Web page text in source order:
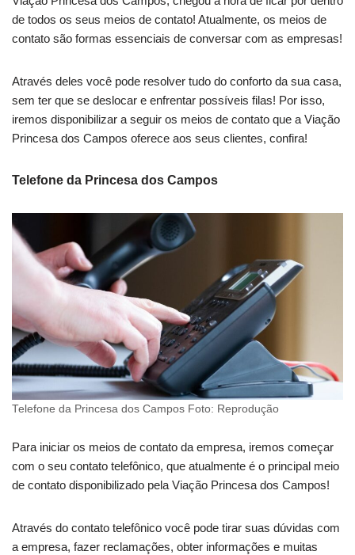
de todos os seus meios de contato! Atualmente, os meios de
contato são formas essenciais de conversar com as empresas!
Através deles você pode resolver tudo do conforto da sua casa,
sem ter que se deslocar e enfrentar possíveis filas! Por isso,
iremos disponibilizar a seguir os meios de contato que a Viação
Princesa dos Campos oferece aos seus clientes, confira!
Telefone da Princesa dos Campos
Telefone da Princesa dos Campos Foto: Reprodução
Para iniciar os meios de contato da empresa, iremos começar
com o seu contato telefônico, que atualmente é o principal meio
de contato disponibilizado pela Viação Princesa dos Campos!
Através do contato telefônico você pode tirar suas dúvidas com
a empresa, fazer reclamações, obter informações e muitas